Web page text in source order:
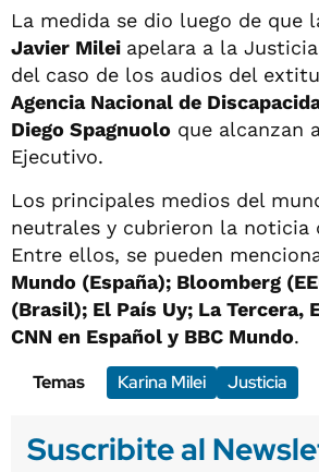
La medida se dio luego de que
Javier Milei apelara a la
del caso de los audios del
Agencia Nacional de
Diego Spagnuolo que alcanzan
Ejecutivo.
Los principales medios del
neutrales y cubrieron la noticia
Entre ellos, se pueden
Mundo (España); Bloomberg
(Brasil); El País Uy; La Tercera,
CNN en Español y BBC Mundo.
Temas
Karina Milei Justicia
Suscribite al